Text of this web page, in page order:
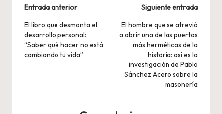
Navegación
de
entradas
Entrada anterior
El libro que desmonta el
desarrollo personal:
“Saber qué hacer no está
cambiando tu vida”
Siguiente entrada
El hombre que se atrevió
a abrir una de las puertas
más herméticas de la
historia: así es la
investigación de Pablo
Sánchez Acero sobre la
masonería